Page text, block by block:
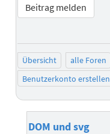
Beitrag melden
Übersicht alle Foren
Benutzerkonto erstellen
DOM und svg